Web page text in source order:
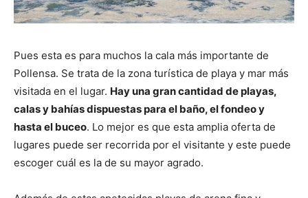
Pues esta es para muchos la cala más importante de
Pollensa. Se trata de la zona turística de playa y mar más
visitada en el lugar. Hay una gran cantidad de playas,
calas y bahías dispuestas para el baño, el fondeo y
hasta el buceo. Lo mejor es que esta amplia oferta de
lugares puede ser recorrida por el visitante y este puede
escoger cuál es la de su mayor agrado.